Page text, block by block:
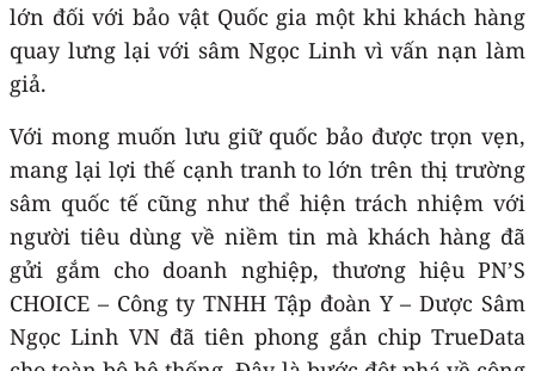
lớn đối với bảo vật Quốc gia một khi khách hàng
quay lưng lại với sâm Ngọc Linh vì vấn nạn làm
giả.
Với mong muốn lưu giữ quốc bảo được trọn vẹn,
mang lại lợi thế cạnh tranh to lớn trên thị trường
sâm quốc tế cũng như thể hiện trách nhiệm với
người tiêu dùng về niềm tin mà khách hàng đã
gửi gắm cho doanh nghiệp, thương hiệu PN’S
CHOICE – Công ty TNHH Tập đoàn Y – Dược Sâm
Ngọc Linh VN đã tiên phong gắn chip TrueData